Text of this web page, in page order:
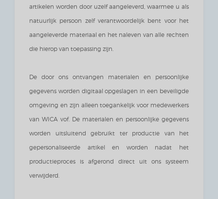
artikelen worden door uzelf aangeleverd, waarmee u als
natuurlijk persoon zelf verantwoordelijk bent voor het
aangeleverde materiaal en het naleven van alle rechten
die hierop van toepassing zijn.
De door ons ontvangen materialen en persoonlijke
gegevens worden digitaal opgeslagen in een beveiligde
omgeving en zijn alleen toegankelijk voor medewerkers
van WICA vof. De materialen en persoonlijke gegevens
worden uitsluitend gebruikt ter productie van het
gepersonaliseerde artikel en worden nadat het
productieproces is afgerond direct uit ons systeem
verwijderd.